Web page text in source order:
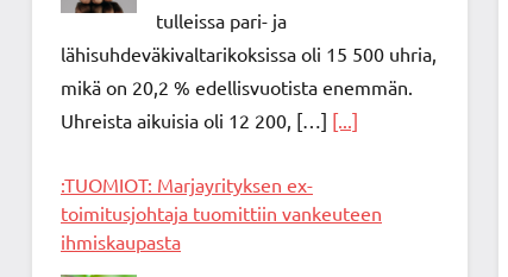
tulleissa pari- ja
lähisuhdeväkivaltarikoksissa oli 15 500 uhria,
mikä on 20,2 % edellisvuotista enemmän.
Uhreista aikuisia oli 12 200, […] [...]
:TUOMIOT: Marjayrityksen ex-
toimitusjohtaja tuomittiin vankeuteen
ihmiskaupasta